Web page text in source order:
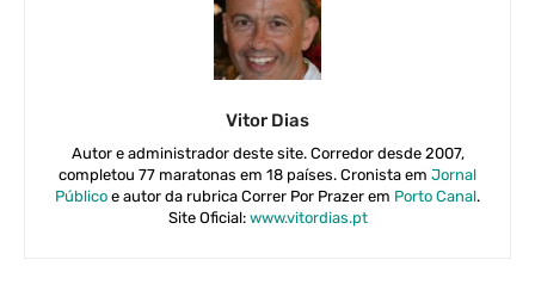
Vitor Dias
Autor e administrador deste site. Corredor desde 2007,
completou 77 maratonas em 18 países. Cronista em Jornal
Público e autor da rubrica Correr Por Prazer em Porto Canal.
Site Oficial: www.vitordias.pt